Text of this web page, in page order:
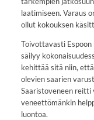
laatimiseen. Varaus
ollut kokouksen
Toivottavasti
säilyy
kehittää sitä niin,
olevien saarien
Saaristoveneen reitti
veneettömänkin
luontoa.